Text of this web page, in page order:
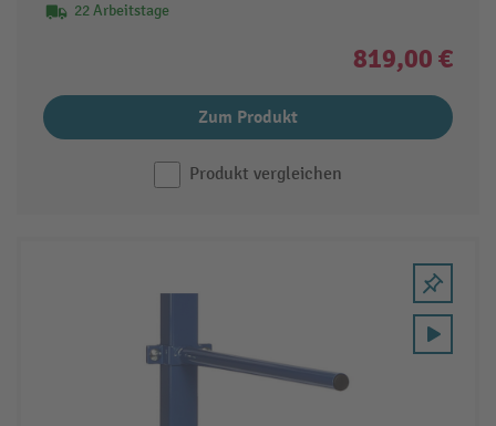
22 Arbeitstage
819,00 €
Zum Produkt
Produkt vergleichen